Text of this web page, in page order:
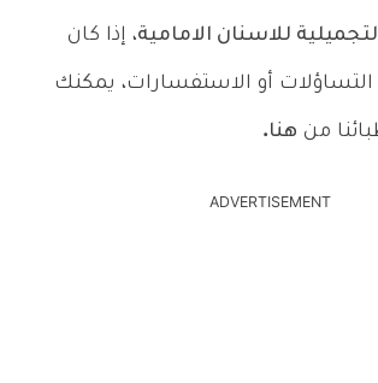
للاسنان الامامية، إذا كان
أو الاستفسارات، يمكنك
من هنا.
ADVERTISEMENT